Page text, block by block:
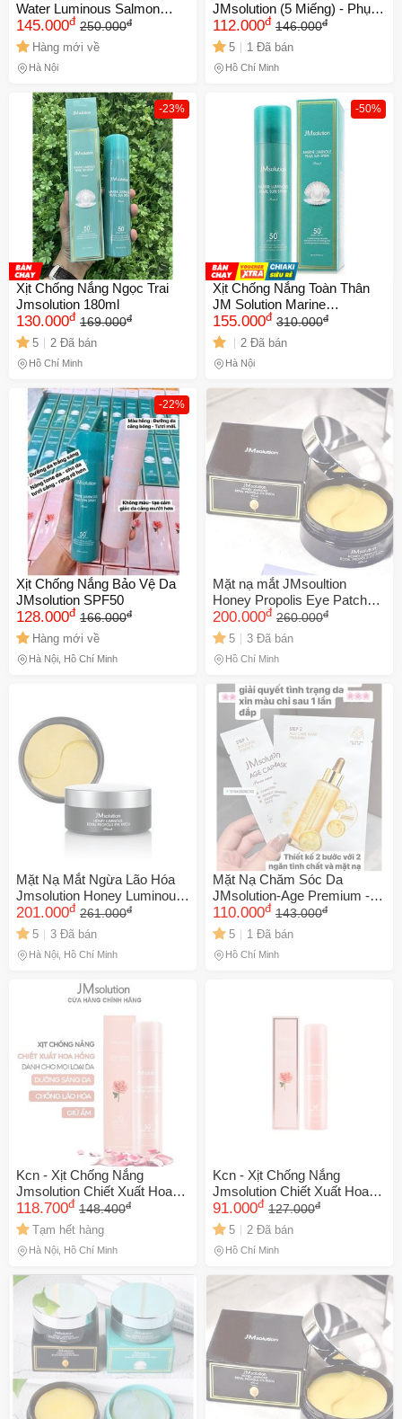
Water Luminous Salmon
Repair Cleaning Foam 120ml
[hàng công ty]
145.000đ 250.000đ
Hàng mới về
Hà Nội
JMsolution (5 Miếng) - Phục
Hồi Da, Làm Sáng Mịn Da,
Dưỡng Ẩm Hiệu Quả
112.000đ 146.000đ
5 1 Đã bán
Hồ Chí Minh
-23%
Xịt Chống Nắng Ngọc Trai
Jmsolution 180ml
130.000đ 169.000đ
5 2 Đã bán
Hồ Chí Minh
-50%
Xịt Chống Nắng Toàn Thân
JM Solution Marine
Luminous Pearl Sun Spray
SPF50+ PA++++ 180ml
155.000đ 310.000đ
2 Đã bán
Hà Nội
-22%
Xịt Chống Nắng Bảo Vệ Da
JMsolution SPF50
128.000đ 166.000đ
Hàng mới về
Hà Nội, Hồ Chí Minh
Mặt nạ mắt JMsoultion
Honey Propolis Eye Patch
90g - Dưỡng ẩm, giảm nhăn
và làm sáng da vùng mắt
200.000đ 260.000đ
5 3 Đã bán
Hồ Chí Minh
Mặt Nạ Mắt Ngừa Lão Hóa
Jmsolution Honey Luminous
Royal Propolis 90G - Tăng
Cường Độ Ẩm, Giảm Bọng
Mắt & Quầng Thâm
201.000đ 261.000đ
5 3 Đã bán
Hà Nội, Hồ Chí Minh
Mặt Nạ Chăm Sóc Da
JMsolution-Age Premium - 5
Miếng Nhập Khẩu Hàn Quốc,
Dưỡng Ẩm, Phục Hồi, Giảm
Nếp Nhăn
110.000đ 143.000đ
5 1 Đã bán
Hồ Chí Minh
Kcn - Xịt Chống Nắng
Jmsolution Chiết Xuất Hoa
Hồngspf50+ Pa++++ 180ml
230741
118.700đ 148.400đ
Tạm hết hàng
Hà Nội, Hồ Chí Minh
Kcn - Xịt Chống Nắng
Jmsolution Chiết Xuất Hoa
Hồngspf50+ Pa++++ 180ml
91.000đ 127.000đ
5 2 Đã bán
Hồ Chí Minh